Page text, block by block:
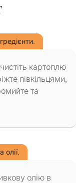
картоплю
півкільцями,
та
олію в